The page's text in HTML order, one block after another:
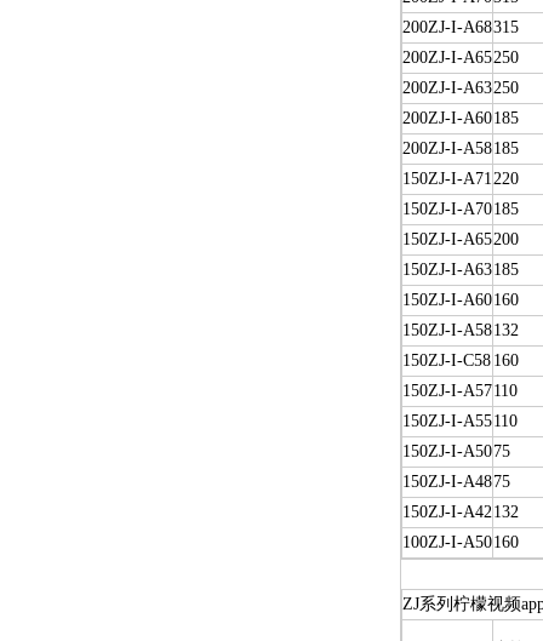
200ZJ-I-A68315
200ZJ-I-A65250
200ZJ-I-A63250
200ZJ-I-A60185
200ZJ-I-A58185
150ZJ-I-A71220
150ZJ-I-A70185
150ZJ-I-A65200
150ZJ-I-A63185
150ZJ-I-A60160
150ZJ-I-A58132
150ZJ-I-C58 160
150ZJ-I-A57110
150ZJ-I-A55110
150ZJ-I-A5075
150ZJ-I-A4875
150ZJ-I-A42132
100ZJ-I-A50160
ZJ系列柠檬视频